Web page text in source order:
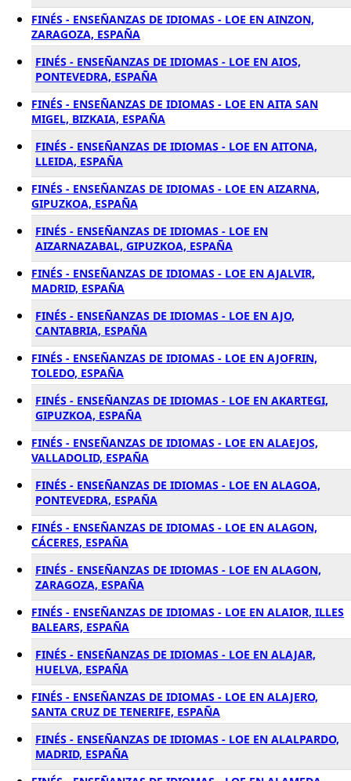
FINÉS - ENSEÑANZAS DE IDIOMAS - LOE EN AINZON,
ZARAGOZA, ESPAÑA
FINÉS - ENSEÑANZAS DE IDIOMAS - LOE EN AIOS,
PONTEVEDRA, ESPAÑA
FINÉS - ENSEÑANZAS DE IDIOMAS - LOE EN AITA SAN
MIGEL, BIZKAIA, ESPAÑA
FINÉS - ENSEÑANZAS DE IDIOMAS - LOE EN AITONA,
LLEIDA, ESPAÑA
FINÉS - ENSEÑANZAS DE IDIOMAS - LOE EN AIZARNA,
GIPUZKOA, ESPAÑA
FINÉS - ENSEÑANZAS DE IDIOMAS - LOE EN
AIZARNAZABAL, GIPUZKOA, ESPAÑA
FINÉS - ENSEÑANZAS DE IDIOMAS - LOE EN AJALVIR,
MADRID, ESPAÑA
FINÉS - ENSEÑANZAS DE IDIOMAS - LOE EN AJO,
CANTABRIA, ESPAÑA
FINÉS - ENSEÑANZAS DE IDIOMAS - LOE EN AJOFRIN,
TOLEDO, ESPAÑA
FINÉS - ENSEÑANZAS DE IDIOMAS - LOE EN AKARTEGI,
GIPUZKOA, ESPAÑA
FINÉS - ENSEÑANZAS DE IDIOMAS - LOE EN ALAEJOS,
VALLADOLID, ESPAÑA
FINÉS - ENSEÑANZAS DE IDIOMAS - LOE EN ALAGOA,
PONTEVEDRA, ESPAÑA
FINÉS - ENSEÑANZAS DE IDIOMAS - LOE EN ALAGON,
CÁCERES, ESPAÑA
FINÉS - ENSEÑANZAS DE IDIOMAS - LOE EN ALAGON,
ZARAGOZA, ESPAÑA
FINÉS - ENSEÑANZAS DE IDIOMAS - LOE EN ALAIOR, ILLES
BALEARS, ESPAÑA
FINÉS - ENSEÑANZAS DE IDIOMAS - LOE EN ALAJAR,
HUELVA, ESPAÑA
FINÉS - ENSEÑANZAS DE IDIOMAS - LOE EN ALAJERO,
SANTA CRUZ DE TENERIFE, ESPAÑA
FINÉS - ENSEÑANZAS DE IDIOMAS - LOE EN ALALPARDO,
MADRID, ESPAÑA